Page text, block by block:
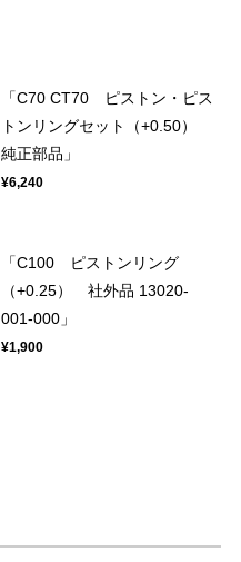
「C70 CT70 ピストン・ピス
トンリングセット（+0.50）
純正部品」
¥6,240
「C100 ピストンリング
（+0.25） 社外品 13020-
001-000」
¥1,900